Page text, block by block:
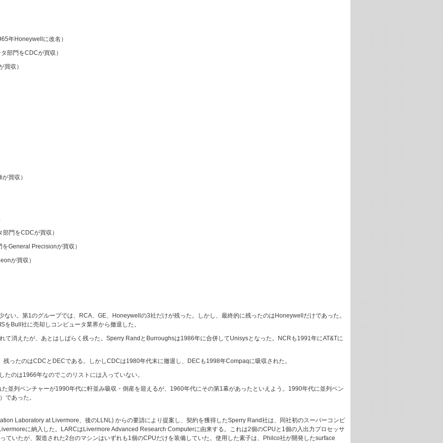
Honeywellに改名）
門をCDCが買収）
収）
買収）
門をCDCが買収）
Precisionが買収）
が買収）
ない。第1のグループでは、RCA、GE、Honeywellの3社だけが残った。しかし、最終的に残ったのはHoneywellだけであった。
Bull社に売却しコンピュータ業界から撤退した。
て消えたが、あとはしばらく残った。Sperry RandとBurroughsは1986年に合併してUnisysとなった。NCRも1991年にAT&Tに
ったのはCDCとDECである。しかしCDCは1980年代末に撤退し、DECも1998年Compaqに吸収された。
のは1966年なのでこのリストには入っていない。
並列ベンチャーが1990年代に軒並み吸収・倒産を迎えるが、1960年代にその第1幕があったといえよう。1990年代に並列ベン
であった。
Laboratory at Livermore、後のLLNL) からの要請により提案し、契約を獲得したSperry Rand社は、同社初のスーパーコンピ
に納入した。LARCはLivermore Advanced Research Computerに由来する。これは2個のCPUと1個の入出力プロセッサ
ていたが、製造された2台のマシンはいずれも1個のCPUだけを装備していた。使用した素子は、Philco社が開発したsurface